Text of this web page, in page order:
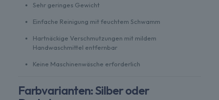
Sehr geringes Gewicht
Einfache Reinigung mit feuchtem Schwamm
Hartnäckige Verschmutzungen mit mildem
Handwaschmittel entfernbar
Keine Maschinenwäsche erforderlich
Farbvarianten: Silber oder